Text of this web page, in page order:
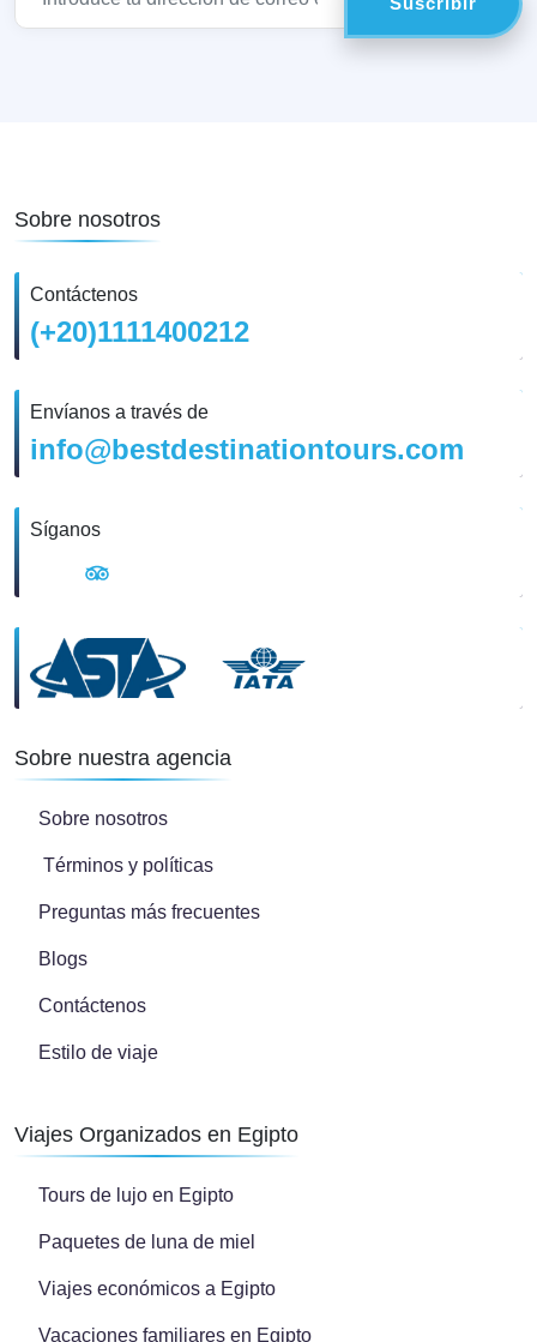
Sobre nosotros
Contáctenos
(+20)1111400212
Envíanos a través de
info@bestdestinationtours.com
Síganos
Sobre nuestra agencia
Sobre nosotros
Términos y políticas
Preguntas más frecuentes
Blogs
Contáctenos
Estilo de viaje
Viajes Organizados en Egipto
Tours de lujo en Egipto
Paquetes de luna de miel
Viajes económicos a Egipto
Vacaciones familiares en Egipto